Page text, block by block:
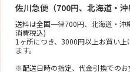
佐川急便（700円、北海道・沖
送料は全国一律700円、北海道・沖
消費税込)
1ヶ所につき、3000円以上お買い
ます。
※配送日時の指定、代金引換でのお